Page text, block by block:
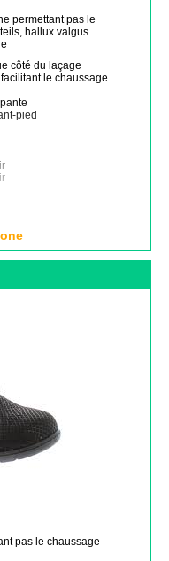
permettant pas le
hallux valgus
côté du laçage
le chaussage
pied
pas le chaussage